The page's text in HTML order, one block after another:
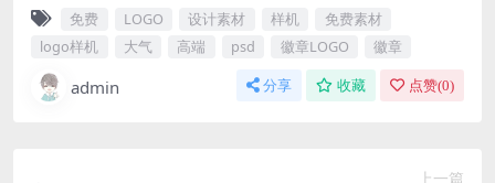
免费 LOGO 设计素材 样机
免费素材
logo样机
大气 高端 psd 徽章LOGO 徽章
admin 分享 收藏 点赞(0)
上一篇